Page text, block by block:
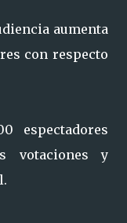
aumenta
con respecto
espectadores
votaciones y